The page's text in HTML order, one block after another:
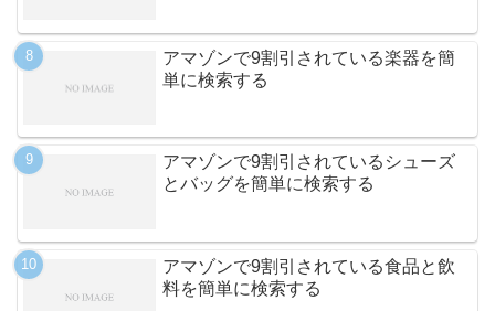
アマゾンで9割引されている楽器を簡
単に検索する
アマゾンで9割引されているシューズ
とバッグを簡単に検索する
アマゾンで9割引されている食品と飲
料を簡単に検索する